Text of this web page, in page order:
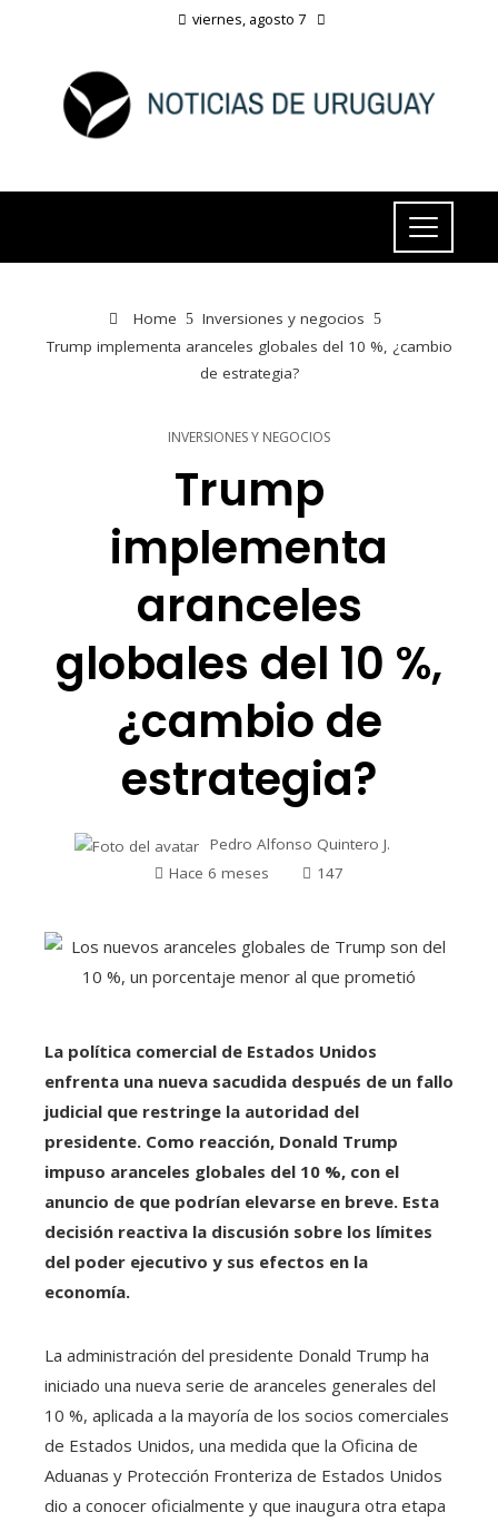
viernes, agosto 7
Home
Inversiones y negocios
Trump implementa aranceles globales del 10 %, ¿cambio
de estrategia?
INVERSIONES Y NEGOCIOS
Trump
implementa
aranceles
globales del 10 %,
¿cambio de
estrategia?
Pedro Alfonso Quintero J.
Hace 6 meses
147
La política comercial de Estados Unidos
enfrenta una nueva sacudida después de un fallo
judicial que restringe la autoridad del
presidente. Como reacción, Donald Trump
impuso aranceles globales del 10 %, con el
anuncio de que podrían elevarse en breve. Esta
decisión reactiva la discusión sobre los límites
del poder ejecutivo y sus efectos en la
economía.
La administración del presidente Donald Trump ha
iniciado una nueva serie de aranceles generales del
10 %, aplicada a la mayoría de los socios comerciales
de Estados Unidos, una medida que la Oficina de
Aduanas y Protección Fronteriza de Estados Unidos
dio a conocer oficialmente y que inaugura otra etapa